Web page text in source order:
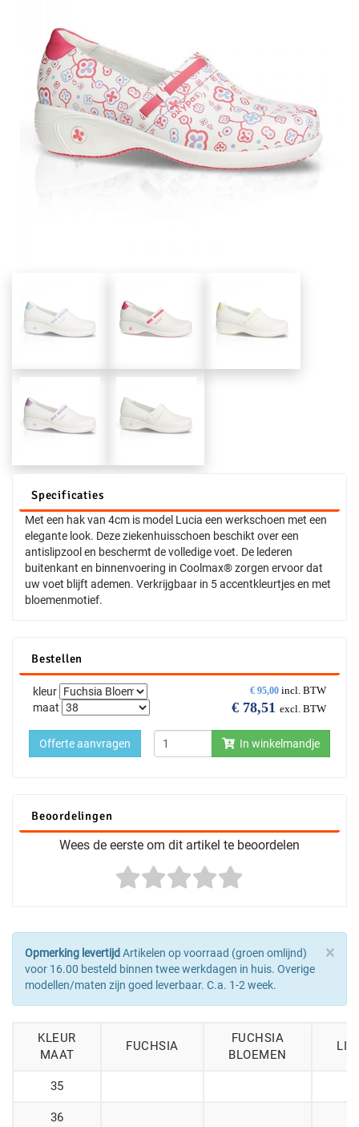
Specificaties
Met een hak van 4cm is model Lucia een werkschoen met een
elegante look. Deze ziekenhuisschoen beschikt over een
antislipzool en beschermt de volledige voet. De lederen
buitenkant en binnenvoering in Coolmax® zorgen ervoor dat
uw voet blijft ademen. Verkrijgbaar in 5 accentkleurtjes en met
bloemenmotief.
Bestellen
€ 95,00 incl. BTW
€ 78,51 excl. BTW
kleur
maat
In winkelmandje
Offerte aanvragen
Beoordelingen
Wees de eerste om dit artikel te beoordelen
×
Opmerking levertijd Artikelen op voorraad (groen omlijnd)
voor 16.00 besteld binnen twee werkdagen in huis. Overige
modellen/maten zijn goed leverbaar. C.a. 1-2 week.
KLEUR
MAAT
FUCHSIA
FUCHSIA
BLOEMEN
35
36